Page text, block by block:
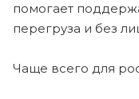
помогает
перегруза и без
Чаще всего для